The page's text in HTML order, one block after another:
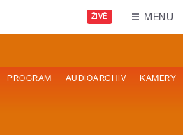
ŽIVĚ MENU
PROGRAM AUDIOARCHIV KAMERY